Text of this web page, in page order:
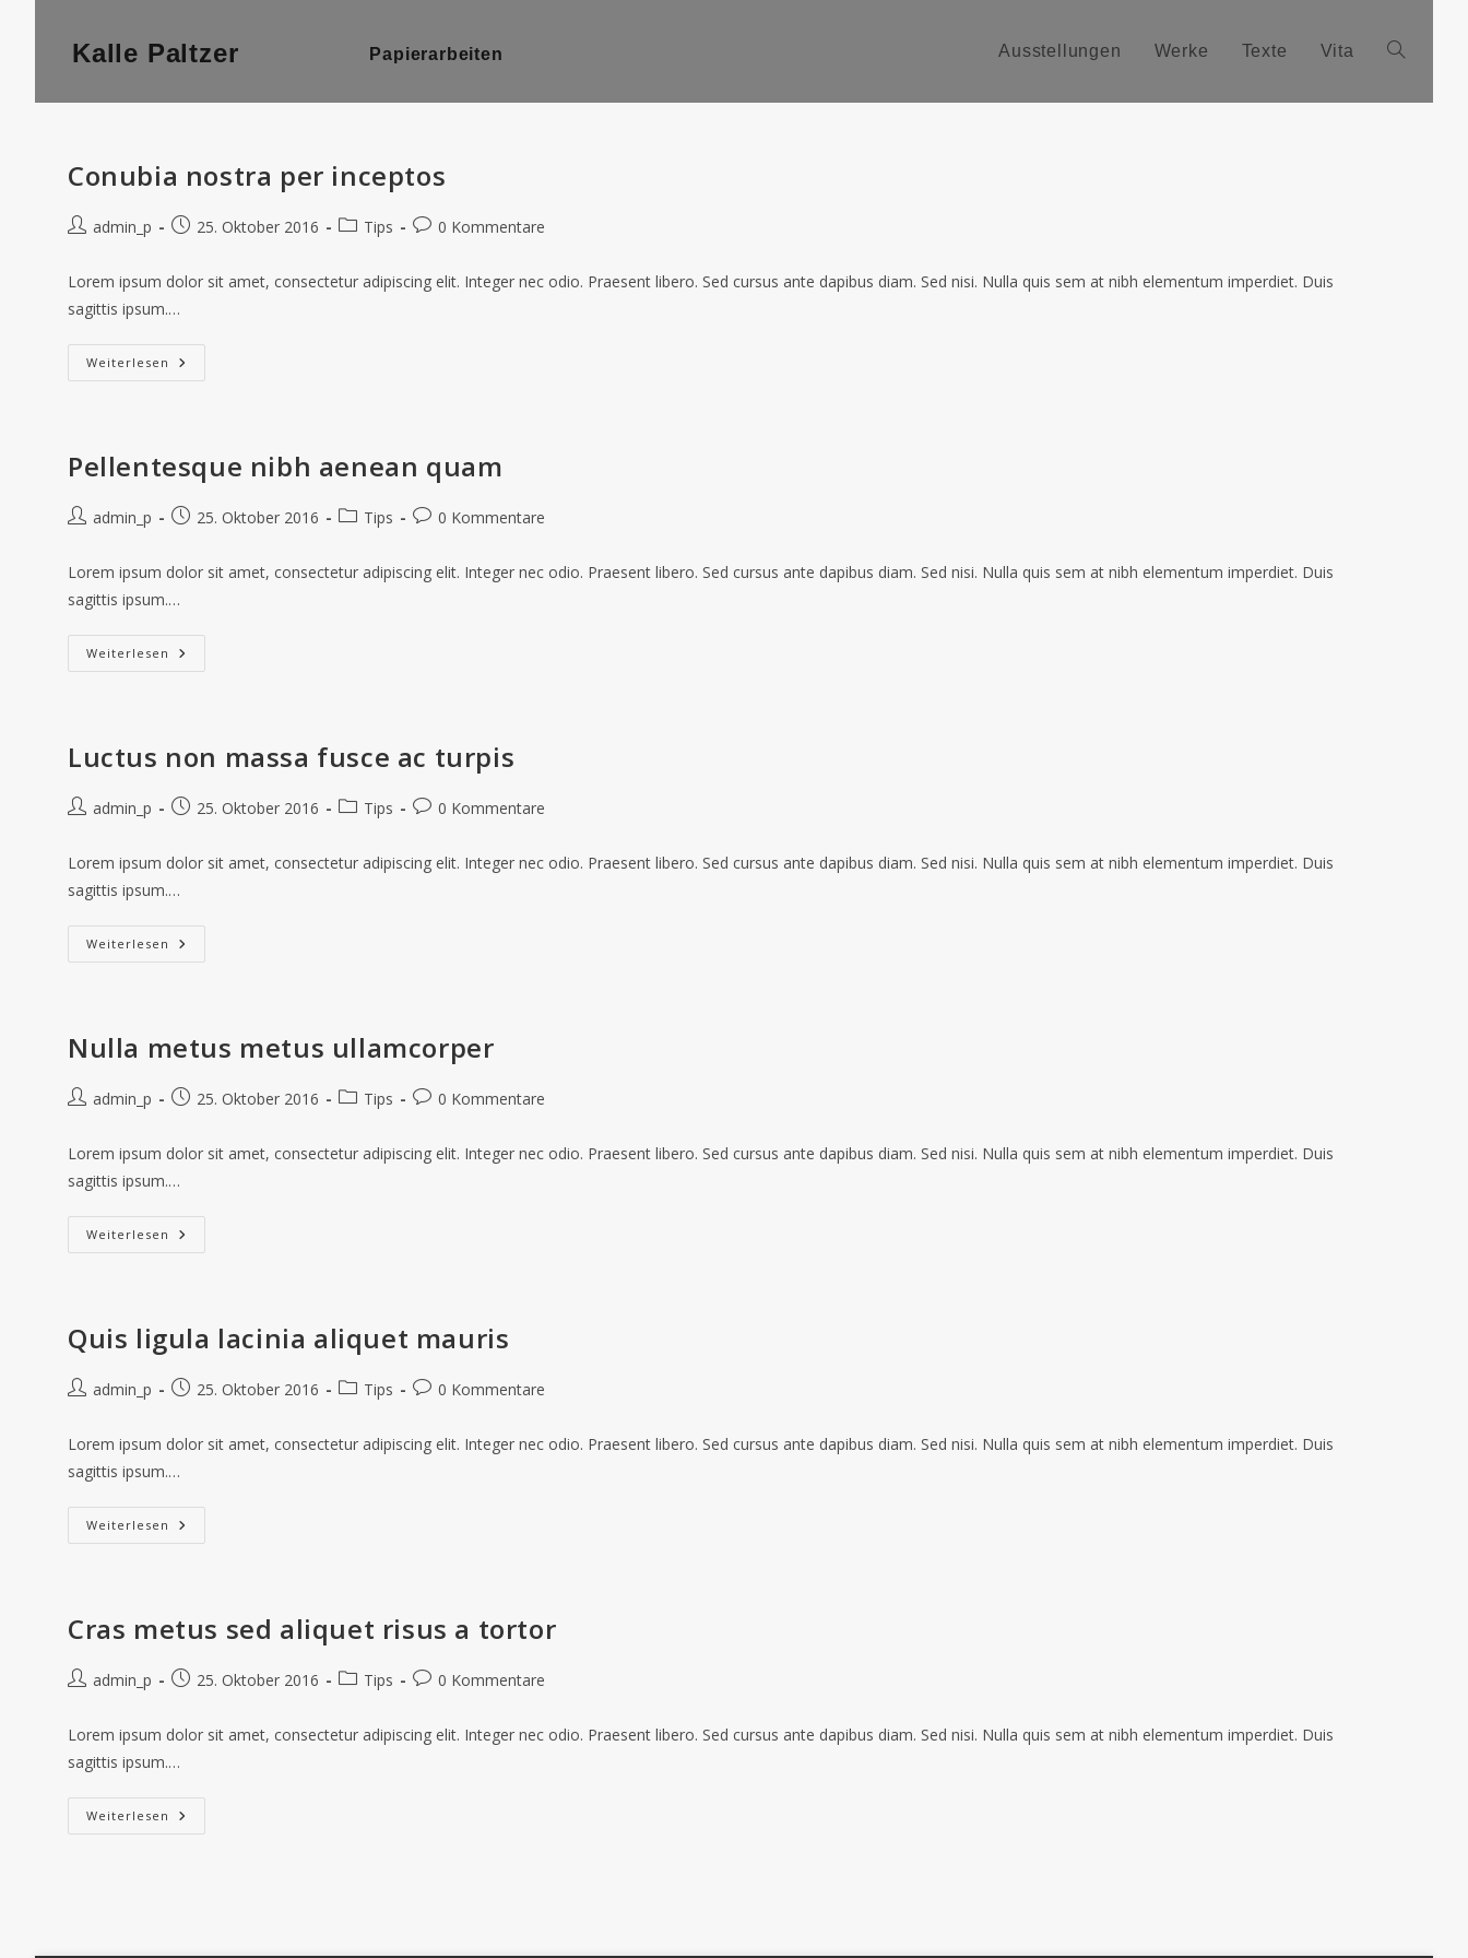
BACKGROUND
HEADING
Kalle Paltzer Papierarbeiten Ausstellungen Werke Texte Vita
Conubia nostra per inceptos
admin_p 25. Oktober 2016 Tips 0 Kommentare
Lorem ipsum dolor sit amet, consectetur adipiscing elit. Integer nec odio. Praesent libero. Sed cursus ante dapibus diam. Sed nisi. Nulla quis sem at nibh elementum imperdiet. Duis
sagittis ipsum.…
Weiterlesen
Pellentesque nibh aenean quam
admin_p 25. Oktober 2016 Tips 0 Kommentare
Lorem ipsum dolor sit amet, consectetur adipiscing elit. Integer nec odio. Praesent libero. Sed cursus ante dapibus diam. Sed nisi. Nulla quis sem at nibh elementum imperdiet. Duis
sagittis ipsum.…
Weiterlesen
Luctus non massa fusce ac turpis
admin_p 25. Oktober 2016 Tips 0 Kommentare
Lorem ipsum dolor sit amet, consectetur adipiscing elit. Integer nec odio. Praesent libero. Sed cursus ante dapibus diam. Sed nisi. Nulla quis sem at nibh elementum imperdiet. Duis
sagittis ipsum.…
Weiterlesen
Nulla metus metus ullamcorper
admin_p 25. Oktober 2016 Tips 0 Kommentare
Lorem ipsum dolor sit amet, consectetur adipiscing elit. Integer nec odio. Praesent libero. Sed cursus ante dapibus diam. Sed nisi. Nulla quis sem at nibh elementum imperdiet. Duis
sagittis ipsum.…
Weiterlesen
Quis ligula lacinia aliquet mauris
admin_p 25. Oktober 2016 Tips 0 Kommentare
Lorem ipsum dolor sit amet, consectetur adipiscing elit. Integer nec odio. Praesent libero. Sed cursus ante dapibus diam. Sed nisi. Nulla quis sem at nibh elementum imperdiet. Duis
sagittis ipsum.…
Weiterlesen
Cras metus sed aliquet risus a tortor
admin_p 25. Oktober 2016 Tips 0 Kommentare
Lorem ipsum dolor sit amet, consectetur adipiscing elit. Integer nec odio. Praesent libero. Sed cursus ante dapibus diam. Sed nisi. Nulla quis sem at nibh elementum imperdiet. Duis
sagittis ipsum.…
Weiterlesen